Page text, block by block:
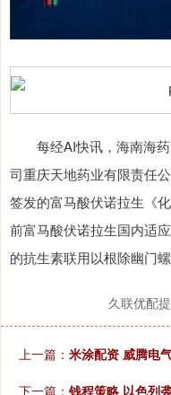
每经AI快讯，海南海药
司重庆天地药业有限责任
签发的富马酸伏诺拉生《
前富马酸伏诺拉生国内适
的抗生素联用以根除幽门螺
久联优配
上一篇： 米涂配资 威腾电
下一篇： 钱程策略 以色列